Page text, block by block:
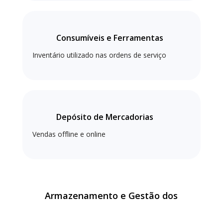
Consumíveis e Ferramentas
Inventário utilizado nas ordens de serviço
Depósito de Mercadorias
Vendas offline e online
Armazenamento e Gestão dos